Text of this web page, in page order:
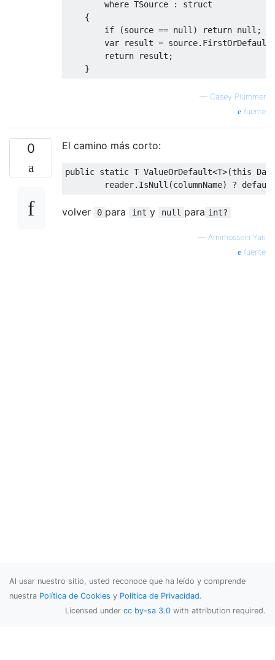
where TSource :
struct
{
if
(source == null ) return null ;
var result = source. FirstOrDefault
return result ;
}
— Casey Plummer
fuente
0 El camino más corto:
public static T ValueOrDefault<T>(this
        reader
. IsNull (columnName) ?
volver 0 para int y null para int?
— Amirhossein Yari
fuente
Al usar nuestro sitio, usted reconoce que ha leído y comprende
nuestra Política de Cookies y Política de Privacidad.
Licensed under cc by-sa 3.0 with attribution required.